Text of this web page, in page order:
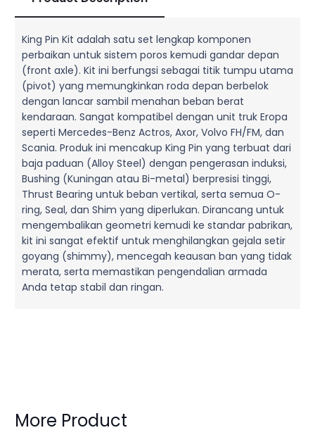
King Pin Kit adalah satu set lengkap komponen
perbaikan untuk sistem poros kemudi gandar depan
(front axle). Kit ini berfungsi sebagai titik tumpu utama
(pivot) yang memungkinkan roda depan berbelok
dengan lancar sambil menahan beban berat
kendaraan. Sangat kompatibel dengan unit truk Eropa
seperti Mercedes-Benz Actros, Axor, Volvo FH/FM, dan
Scania. Produk ini mencakup King Pin yang terbuat dari
baja paduan (Alloy Steel) dengan pengerasan induksi,
Bushing (Kuningan atau Bi-metal) berpresisi tinggi,
Thrust Bearing untuk beban vertikal, serta semua O-
ring, Seal, dan Shim yang diperlukan. Dirancang untuk
mengembalikan geometri kemudi ke standar pabrikan,
kit ini sangat efektif untuk menghilangkan gejala setir
goyang (shimmy), mencegah keausan ban yang tidak
merata, serta memastikan pengendalian armada
Anda tetap stabil dan ringan.
More Product